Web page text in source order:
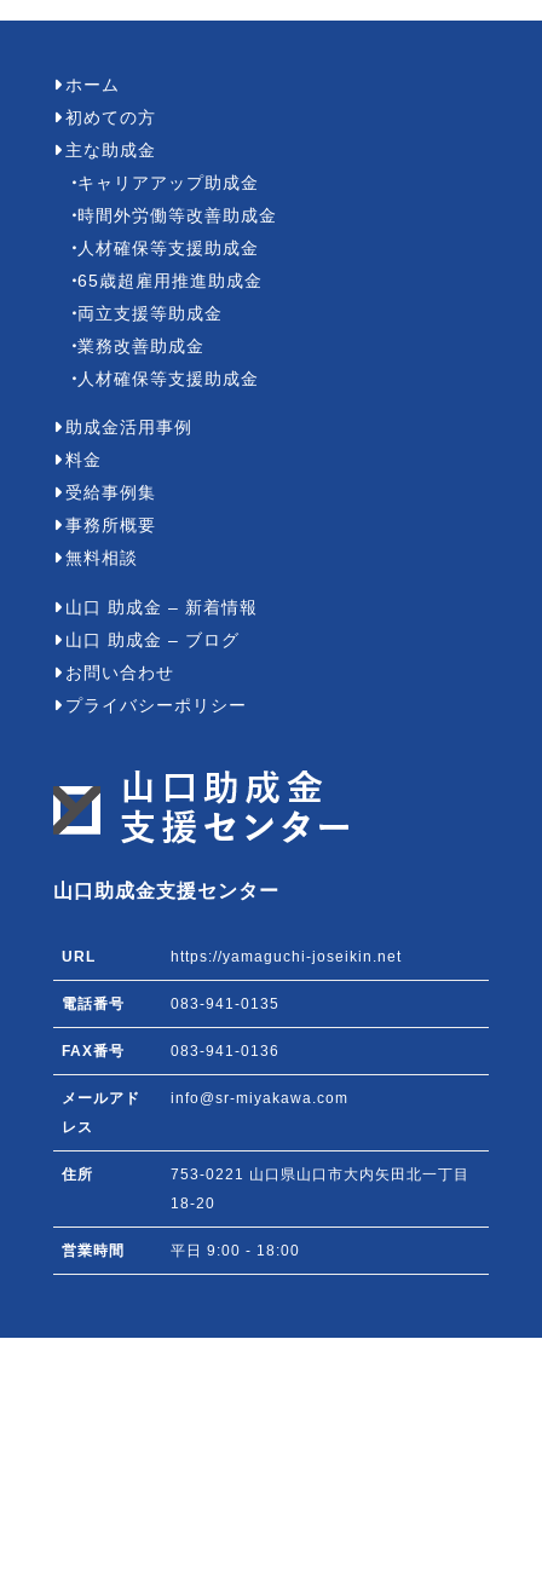
ホーム
初めての方
主な助成金
キャリアアップ助成金
時間外労働等改善助成金
人材確保等支援助成金
65歳超雇用推進助成金
両立支援等助成金
業務改善助成金
人材確保等支援助成金
助成金活用事例
料金
受給事例集
事務所概要
無料相談
山口 助成金 – 新着情報
山口 助成金 – ブログ
お問い合わせ
プライバシーポリシー
山口助成金支援センター
URL https://yamaguchi-joseikin.net
電話番号 083-941-0135
FAX番号 083-941-0136
メールアド
レス
info@sr-miyakawa.com
住所 753-0221 山口県山口市大内矢田北一丁目
18-20
営業時間 平日 9:00 - 18:00